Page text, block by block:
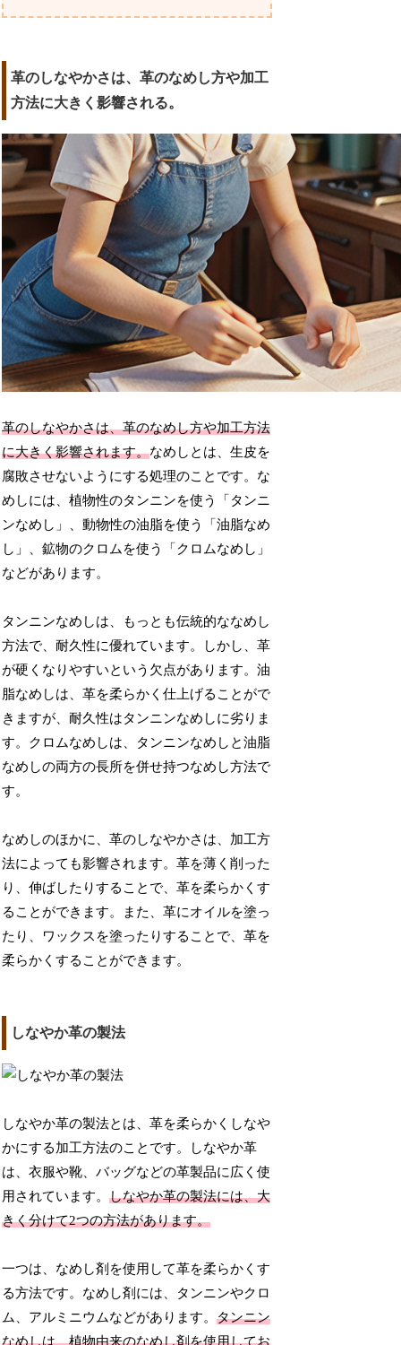
革のしなやかさは、革のなめし方や加工
方法に大きく影響される。
革のしなやかさは、革のなめし方や加工方法
に大きく影響されます。なめしとは、生皮を
腐敗させないようにする処理のことです。な
めしには、植物性のタンニンを使う「タンニ
ンなめし」、動物性の油脂を使う「油脂なめ
し」、鉱物のクロムを使う「クロムなめし」
などがあります。
タンニンなめしは、もっとも伝統的ななめし
方法で、耐久性に優れています。しかし、革
が硬くなりやすいという欠点があります。油
脂なめしは、革を柔らかく仕上げることがで
きますが、耐久性はタンニンなめしに劣りま
す。クロムなめしは、タンニンなめしと油脂
なめしの両方の長所を併せ持つなめし方法で
す。
なめしのほかに、革のしなやかさは、加工方
法によっても影響されます。革を薄く削った
り、伸ばしたりすることで、革を柔らかくす
ることができます。また、革にオイルを塗っ
たり、ワックスを塗ったりすることで、革を
柔らかくすることができます。
しなやか革の製法
しなやか革の製法とは、革を柔らかくしなや
かにする加工方法のことです。しなやか革
は、衣服や靴、バッグなどの革製品に広く使
用されています。しなやか革の製法には、大
きく分けて2つの方法があります。
一つは、なめし剤を使用して革を柔らかくす
る方法です。なめし剤には、タンニンやクロ
ム、アルミニウムなどがあります。タンニン
なめしは、植物由来のなめし剤を使用してお